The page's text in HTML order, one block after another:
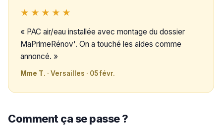
★★★★★
« PAC air/eau installée avec montage du dossier
MaPrimeRénov'. On a touché les aides comme
annoncé. »
Mme T. · Versailles · 05 févr.
Comment ça se passe ?